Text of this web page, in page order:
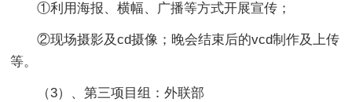
①利用海报、横幅、广播等方式开展宣传；
②现场摄影及cd摄像；晚会结束后的vcd制作及上传
等。
（3）、第三项目组：外联部